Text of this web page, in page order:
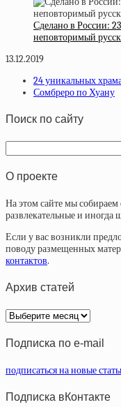
Сделано в России:
неповторимый
13.12.2019
24 уникальных
Сомбреро по Хуану
Поиск по сайту
О проекте
На этом сайте мы
развлекательные и
Если у вас возникли
поводу размещенных
контактов.
Архив статей
Архив
статей
Подписка по e-mail
подписаться на новые
Подписка вКонтакте